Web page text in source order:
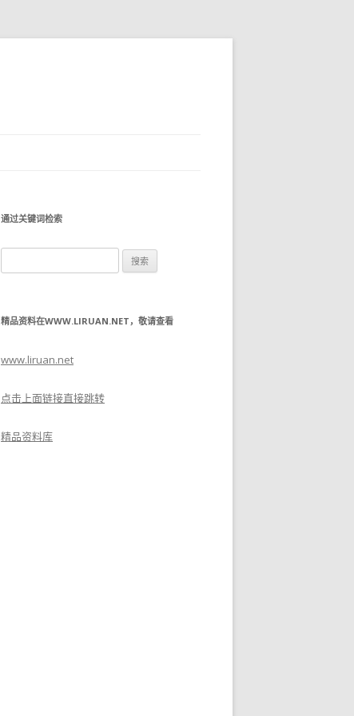
通过关键词检索
索：
精品资料在WWW.LIRUAN.NET，敬请查看
www.liruan.net
点击上面链接直接跳转
精品资料库